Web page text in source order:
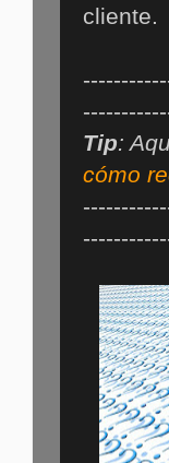
cliente.
Tip:
cómo